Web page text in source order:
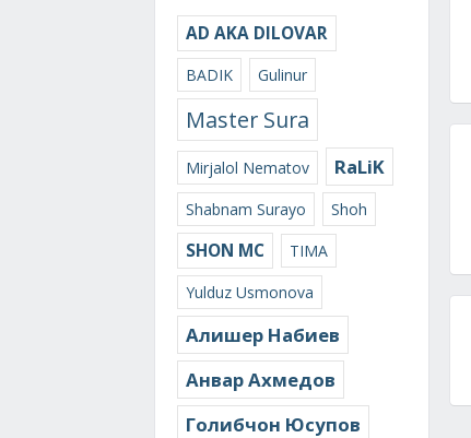
AD AKA DILOVAR
BADIK Gulinur
Master Sura
Mirjalol Nematov RaLiK
Shabnam Surayo Shoh
SHON MC
TIMA
Yulduz Usmonova
Алишер Набиев
Анвар Ахмедов
Голибчон Юсупов